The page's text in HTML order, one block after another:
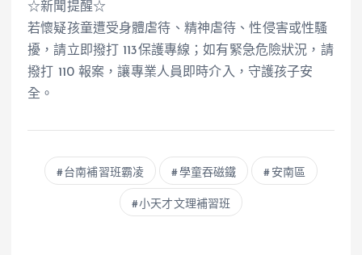
☆新聞提醒☆
若懷疑孩童遭受身體虐待、精神虐待、性侵害或性騷
擾，請立即撥打 113保護專線；如有緊急危險狀況，請
撥打 110 報案，讓專業人員即時介入，守護孩子安
全。
台南補習班霸凌 學童吞磁鐵 安南區
小天才文理補習班